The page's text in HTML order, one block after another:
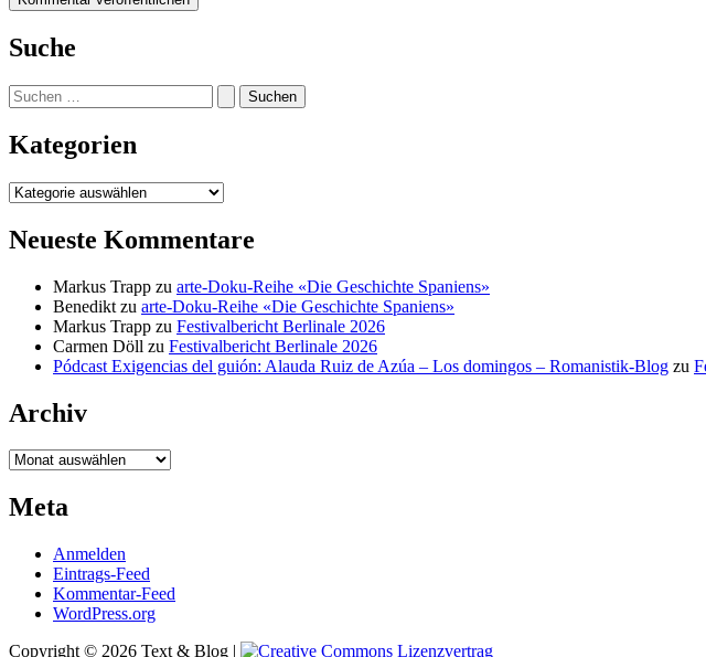
Suche
Suchen
nach:
Kategorien
Kategorien
Neueste Kommentare
Markus Trapp zu arte-Doku-Reihe «Die Geschichte Spaniens»
Benedikt zu arte-Doku-Reihe «Die Geschichte Spaniens»
Markus Trapp zu Festivalbericht Berlinale 2026
Carmen Döll zu Festivalbericht Berlinale 2026
Pódcast Exigencias del guión: Alauda Ruiz de Azúa – Los domingos – Romanistik-Blog zu
Archiv
Archiv
Meta
Anmelden
Eintrags-Feed
Kommentar-Feed
WordPress.org
Copyright © 2026 Text & Blog |